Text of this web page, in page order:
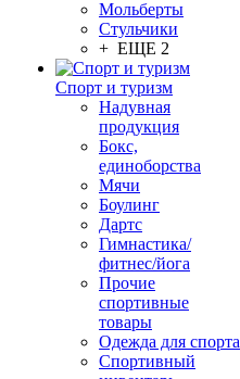
Мольберты
Стульчики
+ ЕЩЕ 2
Спорт и туризм
Надувная
продукция
Бокс,
единоборства
Мячи
Боулинг
Дартс
Гимнастика/
фитнес/йога
Прочие
спортивные
товары
Одежда для спорта
Спортивный